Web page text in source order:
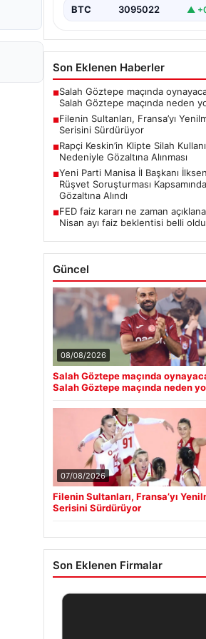
BTC 3095022 ▲
Son Eklenen Haberler
■Salah Göztepe maçında
Salah Göztepe maçında neden
■Filenin Sultanları, Fransa’yı
Serisini Sürdürüyor
■Rapçi Keskin’in Klipte Silah
Nedeniyle Gözaltına Alınması
■Yeni Parti Manisa İl Başkanı
Rüşvet Soruşturması Kapsamında
Gözaltına Alındı
■FED faiz kararı ne zaman
Nisan ayı faiz beklentisi belli oldu
Güncel
08/08/2026
Salah Göztepe maçında
Salah Göztepe maçında neden
07/08/2026
Filenin Sultanları, Fransa’yı
Serisini Sürdürüyor
Son Eklenen Firmalar